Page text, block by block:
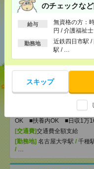
のチェックな
給与
無資格の方：
円 / 介護福祉
円 / 初任者以
円
勤務地
近鉄四日市駅 /
駅 / …
スキップ
あなたの閲
おす
【オープニング募集
いも仕事の1つ[派遣]
OK ■扶養内OK ■日収1万
[交通費]交通費全額支給
[勤務地] 名古屋大学駅 / 千種
/ …